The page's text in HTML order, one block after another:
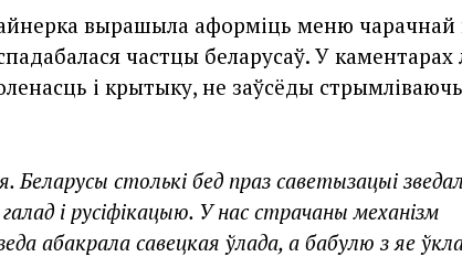
вырашыла аформіць меню чарачнай
частцы беларусаў. У каментарах
і крытыку, не заўсёды
Беларусы столькі бед праз саветызацыі
і русіфікацыю. У нас страчаны механізм
абакрала савецкая ўлада, а бабулю з яе